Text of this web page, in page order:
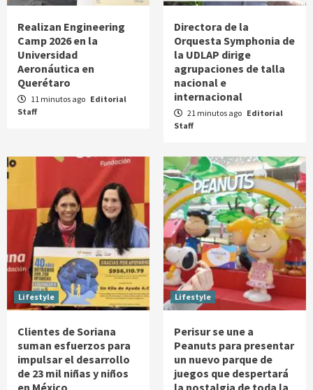
Realizan Engineering
Camp 2026 en la
Universidad
Aeronáutica en
Querétaro
11 minutos ago Editorial
Staff
Directora de la
Orquesta Symphonia de
la UDLAP dirige
agrupaciones de talla
nacional e
internacional
21 minutos ago Editorial
Staff
Lifestyle
Clientes de Soriana
suman esfuerzos para
impulsar el desarrollo
de 23 mil niñas y niños
Lifestyle
Perisur se une a
Peanuts para presentar
un nuevo parque de
juegos que despertará